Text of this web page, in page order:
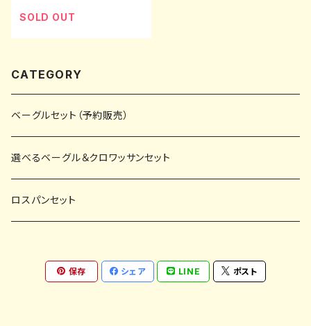
SOLD OUT
CATEGORY
ベーグルセット（予約販売）
選べるベーグル＆クロワッサンセット
ロスパンセット
保存 シェア LINE ポスト